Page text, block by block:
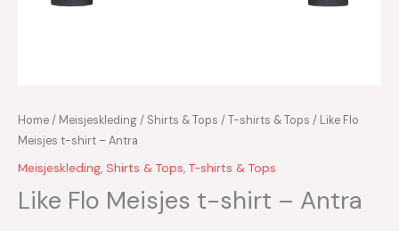
Home/ Meisjeskleding/ Shirts & Tops /T-shirts & Tops / Like Flo
Meisjes t-shirt – Antra
Meisjeskleding, Shirts & Tops, T-shirts & Tops
Like Flo Meisjes t-shirt – Antra